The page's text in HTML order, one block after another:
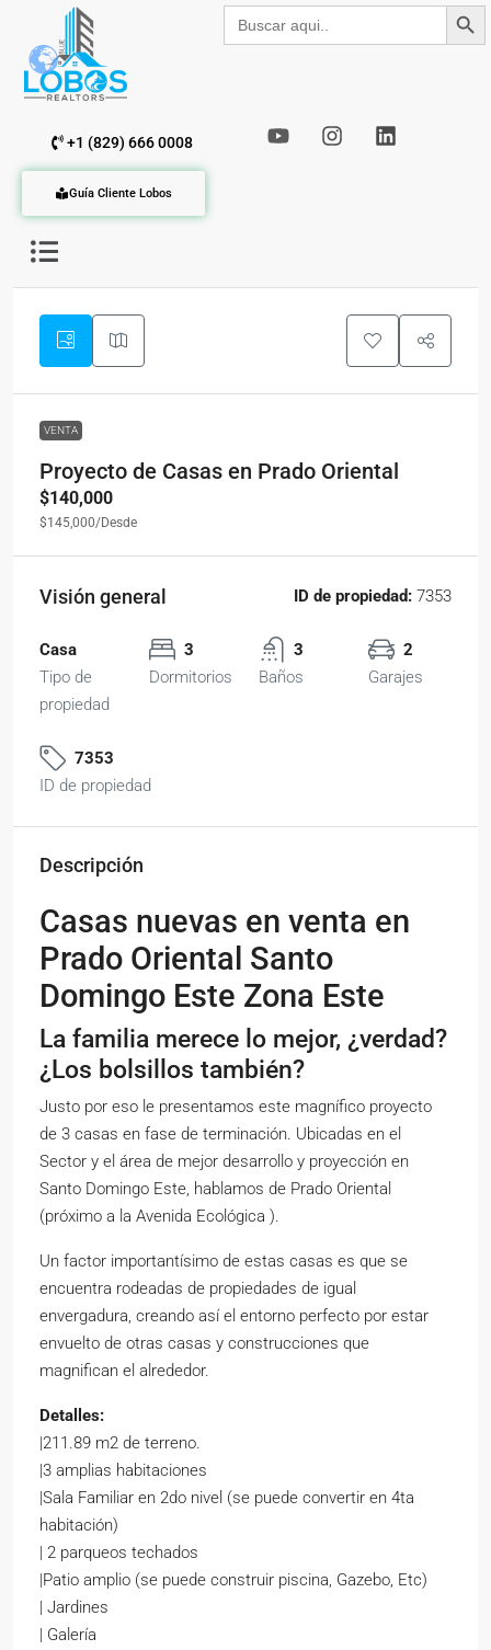
Buscar: Botón de
+1 (829) 666 0008
Guía Cliente Lobos
VENTA
Proyecto de Casas en Prado Oriental
$140,000
$145,000/Desde
Visión general ID de propiedad: 7353
Casa
Tipo de
propiedad
3
Dormitorios
3
Baños
2
Garajes
7353
ID de propiedad
Descripción
Casas nuevas en venta en
Prado Oriental Santo
Domingo Este Zona Este
La familia merece lo mejor, ¿verdad?
¿Los bolsillos también?
Justo por eso le presentamos este magnífico proyecto
de 3 casas en fase de terminación. Ubicadas en el
Sector y el área de mejor desarrollo y proyección en
Santo Domingo Este, hablamos de Prado Oriental
(próximo a la Avenida Ecológica ).
Un factor importantísimo de estas casas es que se
encuentra rodeadas de propiedades de igual
envergadura, creando así el entorno perfecto por estar
envuelto de otras casas y construcciones que
magnifican el alrededor.
Detalles:
|211.89 m2 de terreno.
|3 amplias habitaciones
|Sala Familiar en 2do nivel (se puede convertir en 4ta
habitación)
| 2 parqueos techados
|Patio amplio (se puede construir piscina, Gazebo, Etc)
| Jardines
| Galería